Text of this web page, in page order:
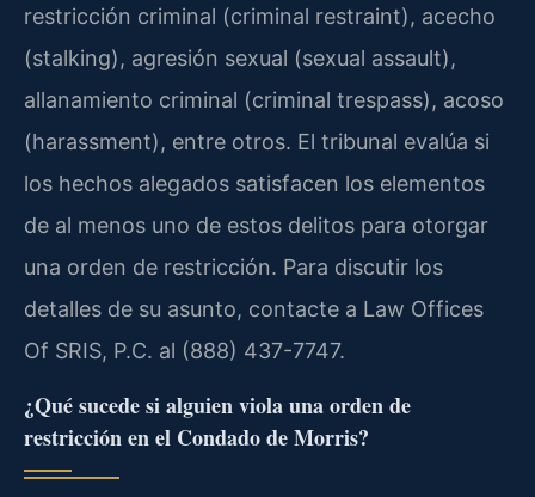
restricción criminal (criminal restraint), acecho
(stalking), agresión sexual (sexual assault),
allanamiento criminal (criminal trespass), acoso
(harassment), entre otros. El tribunal evalúa si
los hechos alegados satisfacen los elementos
de al menos uno de estos delitos para otorgar
una orden de restricción. Para discutir los
detalles de su asunto, contacte a Law Offices
Of SRIS, P.C. al (888) 437-7747.
¿Qué sucede si alguien viola una orden de
restricción en el Condado de Morris?